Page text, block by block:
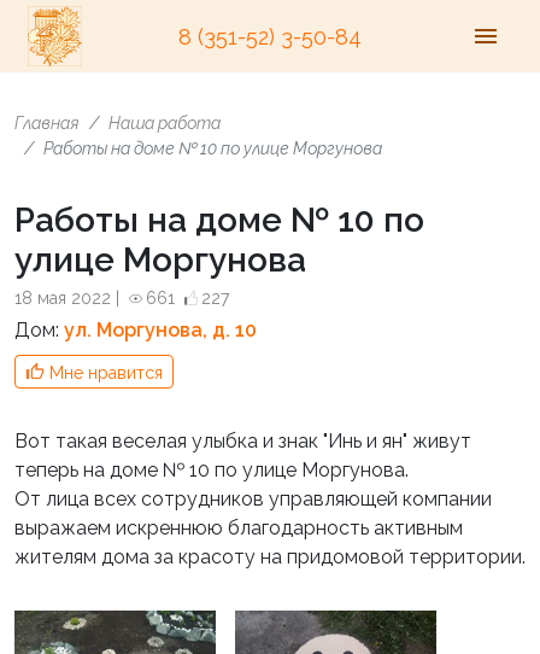
8 (351-52) 3-50-84
Главная
Наша работа
Работы на доме № 10 по улице Моргунова
Работы на доме № 10 по
улице Моргунова
18 мая 2022 | 661 227
Дом: ул. Моргунова, д. 10
Мне нравится
Вот такая веселая улыбка и знак "Инь и ян" живут
теперь на доме № 10 по улице Моргунова.
От лица всех сотрудников управляющей компании
выражаем искреннюю благодарность активным
жителям дома за красоту на придомовой территории.